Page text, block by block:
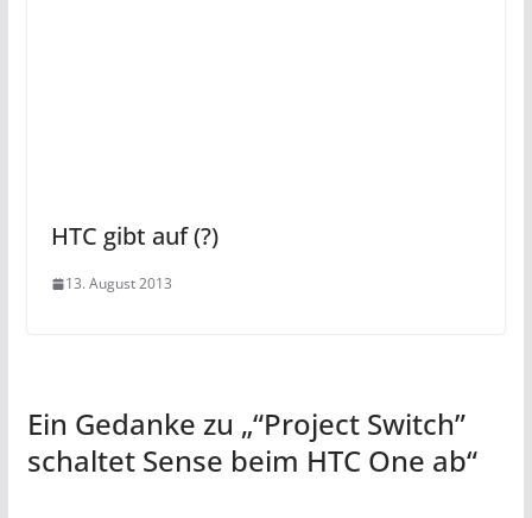
HTC gibt auf (?)
13. August 2013
Ein Gedanke zu „“Project Switch”
schaltet Sense beim HTC One ab“